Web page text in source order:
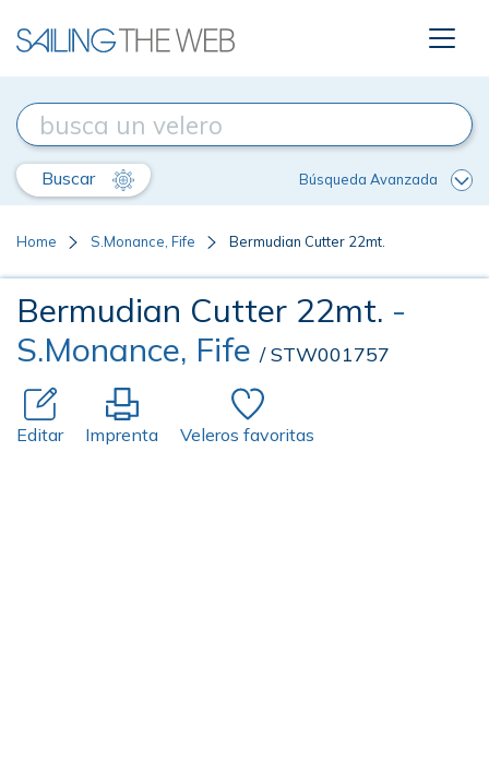
Buscar Búsqueda Avanzada
Home S.Monance, Fife Bermudian Cutter 22mt.
Bermudian Cutter 22mt. -
S.Monance, Fife / STW001757
Editar Imprenta Veleros favoritas